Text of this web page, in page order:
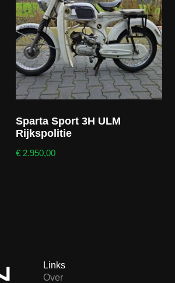
Sparta Sport 3H ULM
Rijkspolitie
€2.950,00
Links
Over